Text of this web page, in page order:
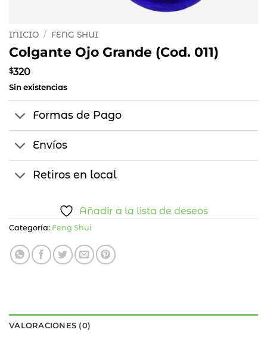
INICIO / FENG SHUI
Colgante Ojo Grande (Cod. 011)
$320
Sin existencias
Formas de Pago
Envíos
Retiros en local
Añadir a la lista de deseos
Categoría: Feng Shui
VALORACIONES (0)